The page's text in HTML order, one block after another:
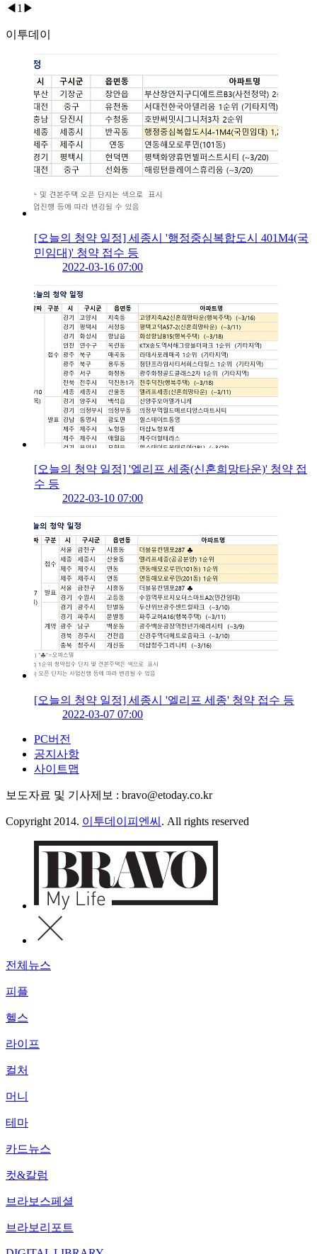
◀ 1 ▶
이투데이
[오늘의 청약 일정] 세종시 '행정중심복합도시 401M4(국
민임대)' 청약 접수 등
2022-03-16 07:00
[오늘의 청약 일정] '엘리프 세종(신혼희망타운)' 청약 접
수 등
2022-03-10 07:00
[오늘의 청약 일정] 세종시 '엘리프 세종' 청약 접수 등
2022-03-07 07:00
PC버전
공지사항
사이트맵
보도자료 및 기사제보 : bravo@etoday.co.kr
Copyright 2014. 이투데이피엔씨 . All rights reserved
전체뉴스
피플
헬스
라이프
컬처
머니
테마
카드뉴스
컷&칼럼
브라보스페셜
브라보리포트